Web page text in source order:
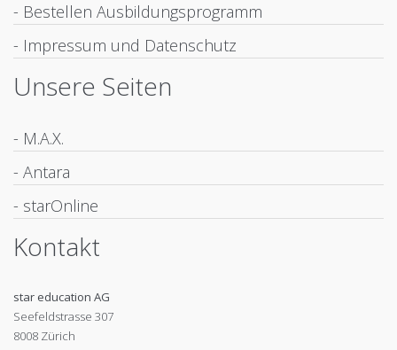
- Bestellen Ausbildungsprogramm
- Impressum und Datenschutz
Unsere Seiten
- M.A.X.
- Antara
- starOnline
Kontakt
star education AG
Seefeldstrasse 307
8008 Zürich